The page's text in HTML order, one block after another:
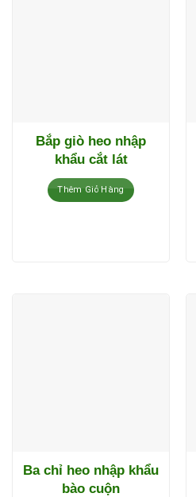
Bắp giò heo nhập
khẩu cắt lát
Thêm Giỏ Hàng
Ba chỉ heo nhập khẩu
bào cuộn